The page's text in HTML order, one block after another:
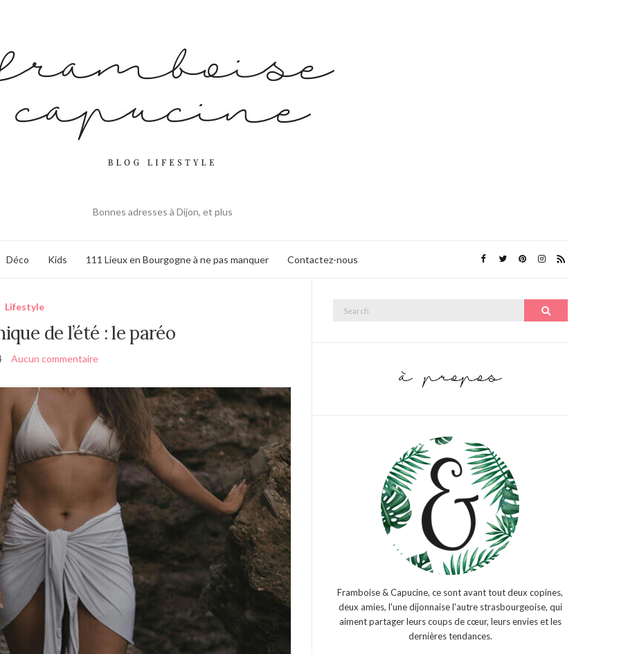
Bonnes adresses à Dijon, et plus
Déco Kids 111 Lieux en Bourgogne à ne pas manquer Contactez-nous
Lifestyle
de l’été : le paréo
Aucun commentaire
Search
Framboise & Capucine, ce sont avant tout deux copines,
deux amies, l'une dijonnaise l'autre strasbourgeoise, qui
aiment partager leurs coups de cœur, leurs envies et les
dernières tendances.